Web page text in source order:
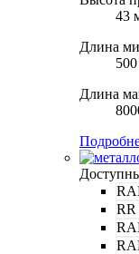
43
Длина
Длина
RR